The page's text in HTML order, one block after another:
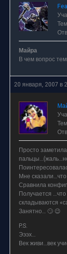
Майра
В чем вопрос
20 января, 2007 в
Просто
Мне
Сравнила
Получается
складываются
Занятно… 🙄 😉
P.S.
Эээх…
Век живи…век